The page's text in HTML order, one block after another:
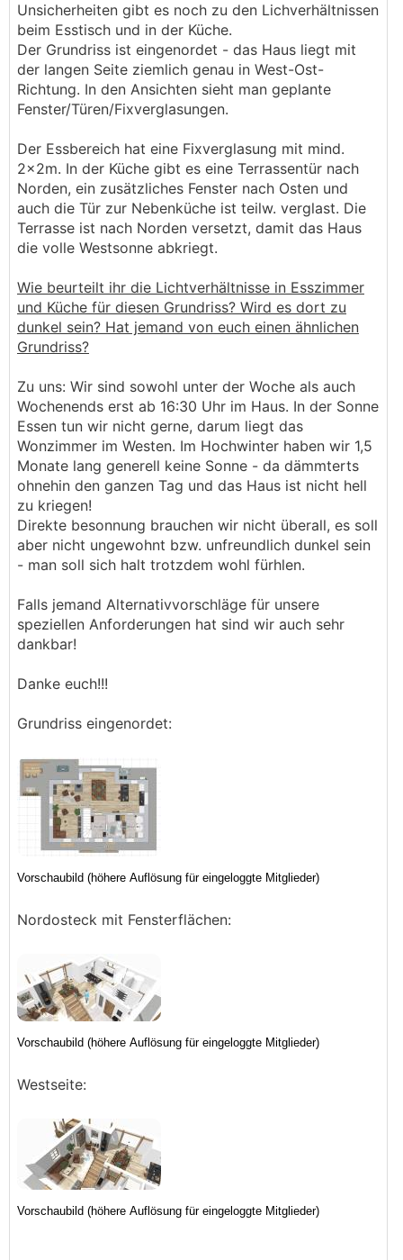
Unsicherheiten gibt es noch zu den Lichverhältnissen
beim Esstisch und in der Küche.
Der Grundriss ist eingenordet - das Haus liegt mit
der langen Seite ziemlich genau in West-Ost-
Richtung. In den Ansichten sieht man geplante
Fenster/Türen/Fixverglasungen.
Der Essbereich hat eine Fixverglasung mit mind.
2x2m. In der Küche gibt es eine Terrassentür nach
Norden, ein zusätzliches Fenster nach Osten und
auch die Tür zur Nebenküche ist teilw. verglast. Die
Terrasse ist nach Norden versetzt, damit das Haus
die volle Westsonne abkriegt.
Wie beurteilt ihr die Lichtverhältnisse in Esszimmer
und Küche für diesen Grundriss? Wird es dort zu
dunkel sein? Hat jemand von euch einen ähnlichen
Grundriss?
Zu uns: Wir sind sowohl unter der Woche als auch
Wochenends erst ab 16:30 Uhr im Haus. In der Sonne
Essen tun wir nicht gerne, darum liegt das
Wonzimmer im Westen. Im Hochwinter haben wir 1,5
Monate lang generell keine Sonne - da dämmterts
ohnehin den ganzen Tag und das Haus ist nicht hell
zu kriegen!
Direkte besonnung brauchen wir nicht überall, es soll
aber nicht ungewohnt bzw. unfreundlich dunkel sein
- man soll sich halt trotzdem wohl fürhlen.
Falls jemand Alternativvorschläge für unsere
speziellen Anforderungen hat sind wir auch sehr
dankbar!
Danke euch!!!
Grundriss eingenordet:
Nordosteck mit Fensterflächen:
Westseite: